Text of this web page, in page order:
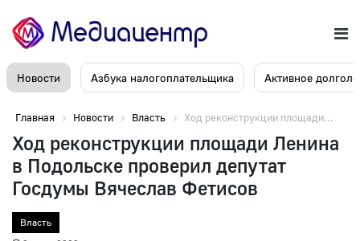
Новости Азбука налогоплательщика Активное
Главная Новости Власть Ход реконструкции площади...
Ход реконструкции площади Ленина
в Подольске проверил депутат
Госдумы Вячеслав Фетисов
Власть